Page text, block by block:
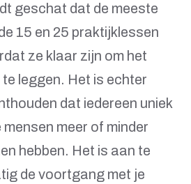
geschat dat de meeste
15 en 25 praktijklessen
ze klaar zijn om het
leggen. Het is echter
dat iedereen uniek
meer of minder
hebben. Het is aan te
de voortgang met je